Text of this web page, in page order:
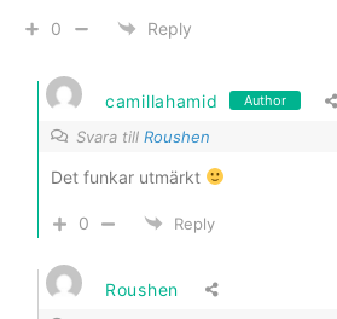
0 Reply
camillahamid Author
Svara till Roushen
Det funkar utmärkt
0 Reply
Roushen